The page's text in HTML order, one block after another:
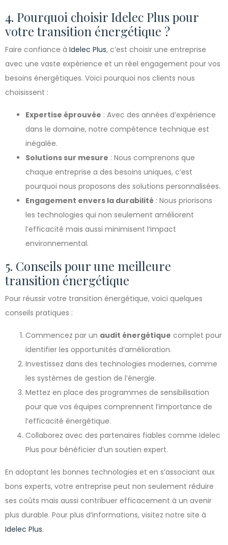
4. Pourquoi choisir Idelec Plus pour
votre transition énergétique ?
Faire confiance à Idelec Plus, c’est choisir une entreprise
avec une vaste expérience et un réel engagement pour vos
besoins énergétiques. Voici pourquoi nos clients nous
choisissent :
Expertise éprouvée : Avec des années d’expérience
dans le domaine, notre compétence technique est
inégalée.
Solutions sur mesure : Nous comprenons que
chaque entreprise a des besoins uniques, c’est
pourquoi nous proposons des solutions personnalisées.
Engagement envers la durabilité : Nous priorisons
les technologies qui non seulement améliorent
l’efficacité mais aussi minimisent l’impact
environnemental.
5. Conseils pour une meilleure
transition énergétique
Pour réussir votre transition énergétique, voici quelques
conseils pratiques :
Commencez par un audit énergétique complet pour
identifier les opportunités d’amélioration.
Investissez dans des technologies modernes, comme
les systèmes de gestion de l’énergie.
Mettez en place des programmes de sensibilisation
pour que vos équipes comprennent l’importance de
l’efficacité énergétique.
Collaborez avec des partenaires fiables comme Idelec
Plus pour bénéficier d’un soutien expert.
En adoptant les bonnes technologies et en s’associant aux
bons experts, votre entreprise peut non seulement réduire
ses coûts mais aussi contribuer efficacement à un avenir
plus durable. Pour plus d’informations, visitez notre site à
Idelec Plus.